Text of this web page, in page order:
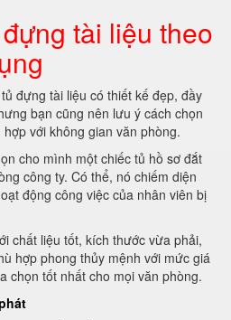
tài liệu theo
đựng tài liệu có thiết kế đẹp, đầy
bạn cũng nên lưu ý cách chọn
với không gian văn phòng.
cho mình một chiếc tủ hồ sơ đắt
công ty. Có thể, nó chiếm diện
động công việc của nhân viên bị
chất liệu tốt, kích thước vừa phải,
hợp phong thủy mệnh với mức giá
chọn tốt nhất cho mọi văn phòng.